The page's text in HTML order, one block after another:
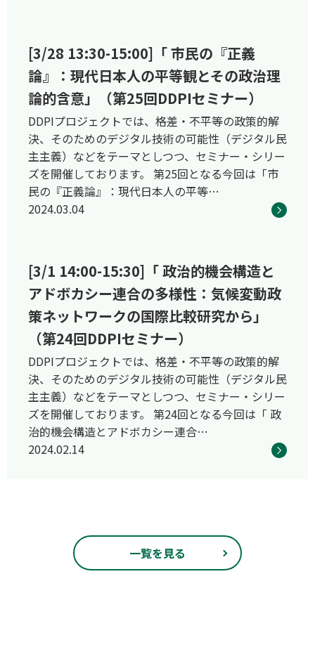
2024.03.04
[3/28 13:30-15:00]「 市民の『正義
論』：現代日本人の平等観とその政治理
論的含意」（第25回DDPIセミナー）
DDPIプロジェクトでは、格差・不平等の政策的解
決、そのためのデジタル技術の可能性（デジタル民
主主義）などをテーマとしつつ、セミナー・シリー
ズを開催しております。 第25回となる今回は「市
民の『正義論』：現代日本人の平等…
2024.02.14
[3/1 14:00-15:30]「 政治的機会構造と
アドボカシー連合の多様性：気候変動政
策ネットワークの国際比較研究から」
（第24回DDPIセミナー）
DDPIプロジェクトでは、格差・不平等の政策的解
決、そのためのデジタル技術の可能性（デジタル民
主主義）などをテーマとしつつ、セミナー・シリー
ズを開催しております。 第24回となる今回は「 政
治的機会構造とアドボカシー連合…
一覧を見る